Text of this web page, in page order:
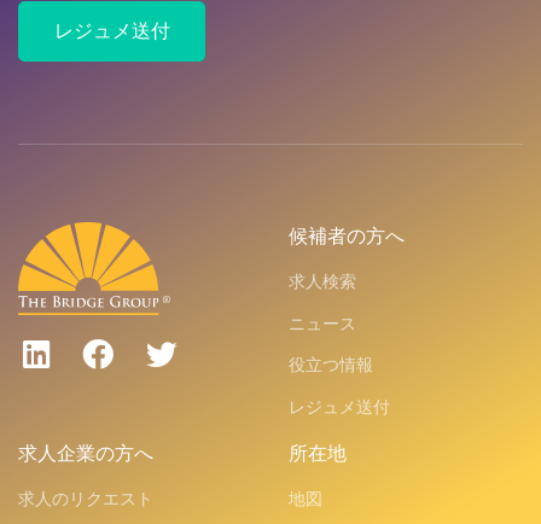
レジュメ送付
候補者の方へ
求人検索
ニュース
役立つ情報
レジュメ送付
求人企業の方へ
求人のリクエスト
所在地
地図